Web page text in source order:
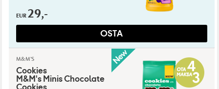
EUR 29,-
OSTA
M&M'S
Cookies
M&M's Minis Chocolate